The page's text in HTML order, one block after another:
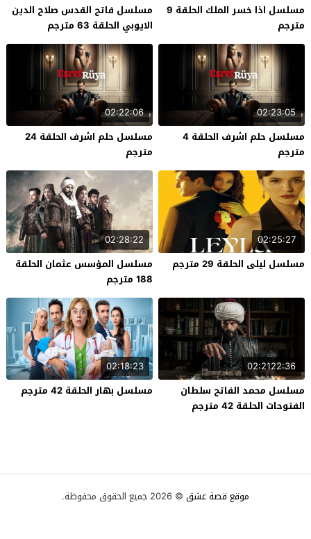
مسلسل اذا خسر الملك الحلقة 9
مترجم
مسلسل فاتح القدس صلاح الدين
الايوبي الحلقة 63 مترجم
02:23:05
مسلسل حلم اشرف الحلقة 4
مترجم
02:22:06
مسلسل حلم اشرف الحلقة 24
مترجم
02:25:27
مسلسل ليلى الحلقة 29 مترجم
02:28:22
مسلسل المؤسس عثمان الحلقة
188 مترجم
02:2122:36
مسلسل محمد الفاتح سلطان
الفتوحات الحلقة 42 مترجم
02:18:23
مسلسل بهار الحلقة 42 مترجم
موقع قصة عشق © 2026 جميع الحقوق محفوظة.